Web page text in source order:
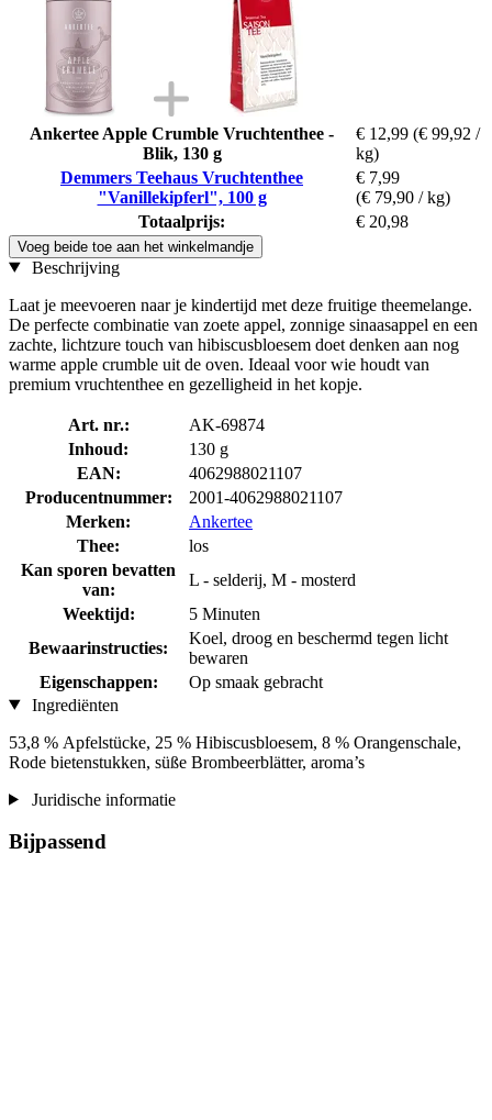
Ankertee Apple Crumble Vruchtenthee -
Blik, 130 g
€ 12,99 (€ 99,92 /
kg)
Demmers Teehaus Vruchtenthee
"Vanillekipferl", 100 g
€ 7,99
(€ 79,90 / kg)
Totaalprijs:
€ 20,98
Voeg beide toe aan het winkelmandje
Beschrijving
Laat je meevoeren naar je kindertijd met deze fruitige theemelange.
De perfecte combinatie van zoete appel, zonnige sinaasappel en een
zachte, lichtzure touch van hibiscusbloesem doet denken aan nog
warme apple crumble uit de oven. Ideaal voor wie houdt van
premium vruchtenthee en gezelligheid in het kopje.
Art. nr.:
AK-69874
Inhoud:
130 g
EAN:
4062988021107
Producentnummer:
2001-4062988021107
Merken:
Ankertee
Thee:
los
Kan sporen bevatten
van:
L - selderij, M - mosterd
Weektijd:
5 Minuten
Bewaarinstructies:
Koel, droog en beschermd tegen licht
bewaren
Eigenschappen:
Op smaak gebracht
Ingrediënten
53,8 % Apfelstücke, 25 % Hibiscusbloesem, 8 % Orangenschale,
Rode bietenstukken, süße Brombeerblätter, aroma’s
Juridische informatie
Bijpassend